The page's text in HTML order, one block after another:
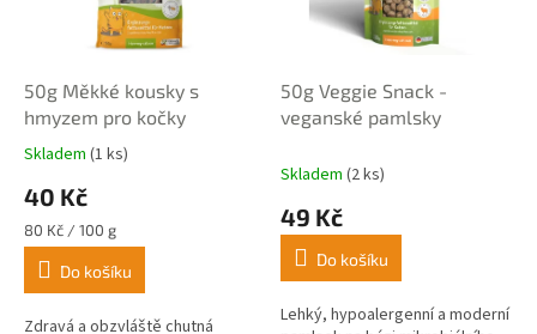
50g Měkké kousky s
hmyzem pro kočky
Průměrné
produktu
je
5,0
5
hvězdiček.
Skladem (1 ks)
40 Kč
Měrná
cena:
80 Kč / 100 g
Do košíku
Zdravá a obzvláště chutná
50g Veggie Snack -
veganské pamlsky
Skladem (2 ks)
49 Kč
Do košíku
Lehký, hypoalergenní a moderní